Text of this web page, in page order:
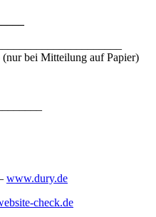
(nur bei Mitteilung auf Papier)
www.dury.de
check.de